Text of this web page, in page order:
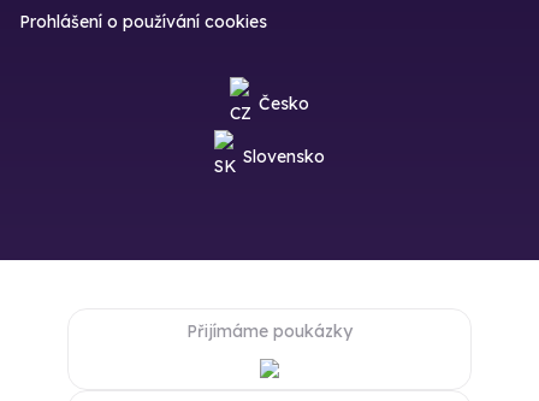
Prohlášení o používání cookies
Česko
Slovensko
Přijímáme poukázky